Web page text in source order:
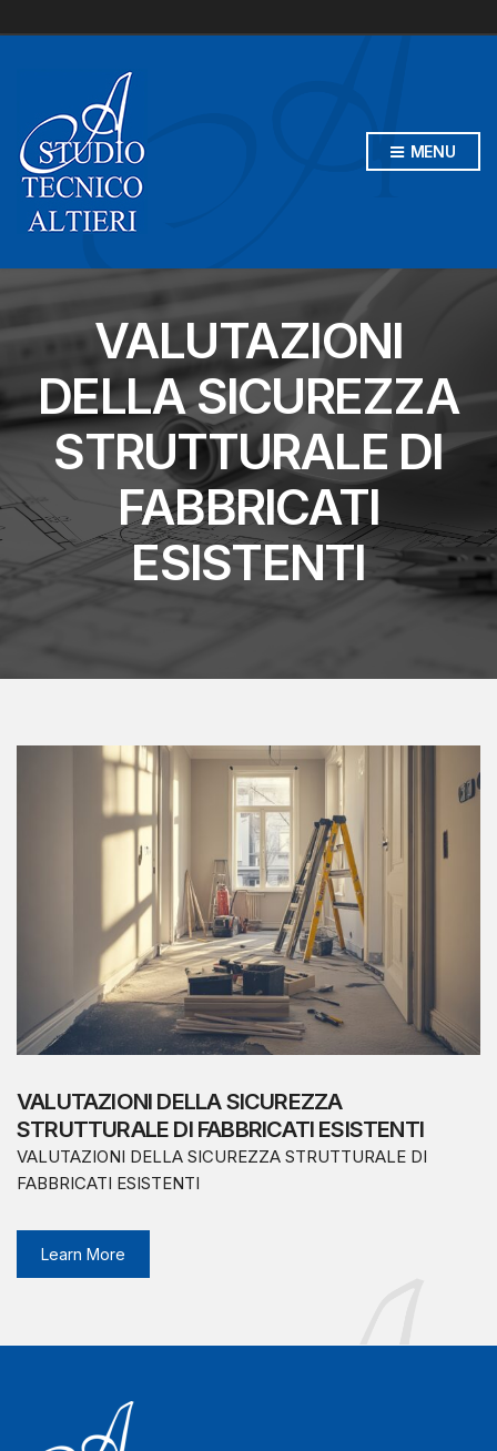
MENU
VALUTAZIONI
DELLA SICUREZZA
STRUTTURALE DI
FABBRICATI
ESISTENTI
VALUTAZIONI DELLA SICUREZZA
STRUTTURALE DI FABBRICATI ESISTENTI
VALUTAZIONI DELLA SICUREZZA STRUTTURALE DI
FABBRICATI ESISTENTI
Learn More